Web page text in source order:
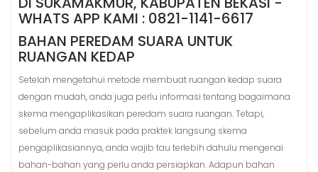
BAHAN PEREDAM SUARA UNTUK
RUANGAN KEDAP
Setelah mengetahui metode membuat ruangan kedap suara
dengan mudah, anda juga perlu informasi tentang bagaimana
skema mengaplikasikan peredam suara ruangan. Tetapi,
sebelum anda masuk pada praktek langsung skema
pengaplikasiannya, anda wajib tau terlebih dahulu mengenai
bahan-bahan yang perlu anda persiapkan. Adapun bahan